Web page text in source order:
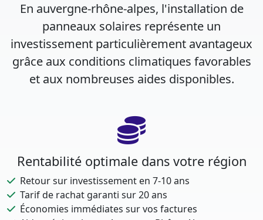
En auvergne-rhône-alpes, l'installation de
panneaux solaires représente un
investissement particulièrement avantageux
grâce aux conditions climatiques favorables
et aux nombreuses aides disponibles.
Rentabilité optimale dans votre région
Retour sur investissement en 7-10 ans
Tarif de rachat garanti sur 20 ans
Économies immédiates sur vos factures